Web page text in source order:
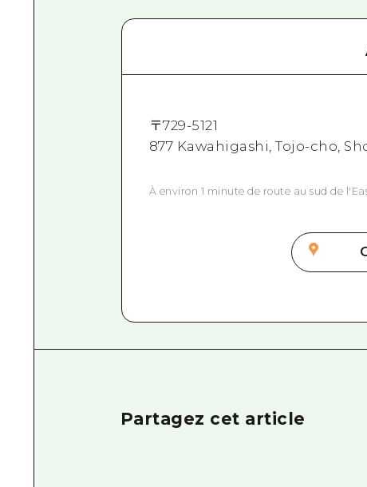
〒729-5121
877 Kawahigashi, Tojo-cho,
À environ 1 minute de route au sud de
Partagez cet article